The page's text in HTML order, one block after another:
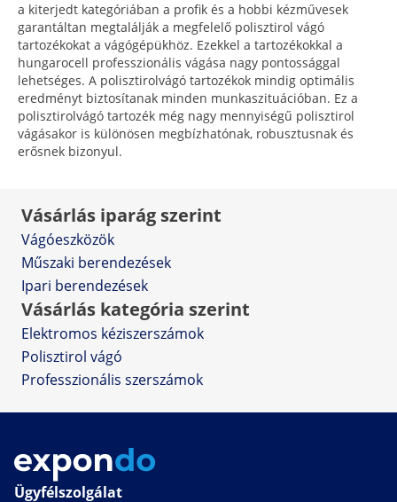
a kiterjedt kategóriában a profik és a hobbi kézművesek
garantáltan megtalálják a megfelelő polisztirol vágó
tartozékokat a vágógépükhöz. Ezekkel a tartozékokkal a
hungarocell professzionális vágása nagy pontossággal
lehetséges. A polisztirolvágó tartozékok mindig optimális
eredményt biztosítanak minden munkaszituációban. Ez a
polisztirolvágó tartozék még nagy mennyiségű polisztirol
vágásakor is különösen megbízhatónak, robusztusnak és
erősnek bizonyul.
Vásárlás iparág szerint
Vágóeszközök
Műszaki berendezések
Ipari berendezések
Vásárlás kategória szerint
Elektromos kéziszerszámok
Polisztirol vágó
Professzionális szerszámok
Ügyfélszolgálat